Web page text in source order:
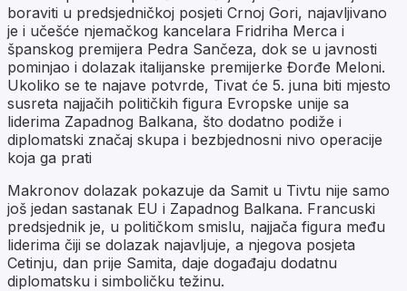
boraviti u predsjedničkoj posjeti Crnoj Gori, najavljivano
je i učešće njemačkog kancelara Fridriha Merca i
španskog premijera Pedra Sančeza, dok se u javnosti
pominjao i dolazak italijanske premijerke Đorđe Meloni.
Ukoliko se te najave potvrde, Tivat će 5. juna biti mjesto
susreta najjačih političkih figura Evropske unije sa
liderima Zapadnog Balkana, što dodatno podiže i
diplomatski značaj skupa i bezbjednosni nivo operacije
koja ga prati
Makronov dolazak pokazuje da Samit u Tivtu nije samo
još jedan sastanak EU i Zapadnog Balkana. Francuski
predsjednik je, u političkom smislu, najjača figura među
liderima čiji se dolazak najavljuje, a njegova posjeta
Cetinju, dan prije Samita, daje događaju dodatnu
diplomatsku i simboličku težinu.